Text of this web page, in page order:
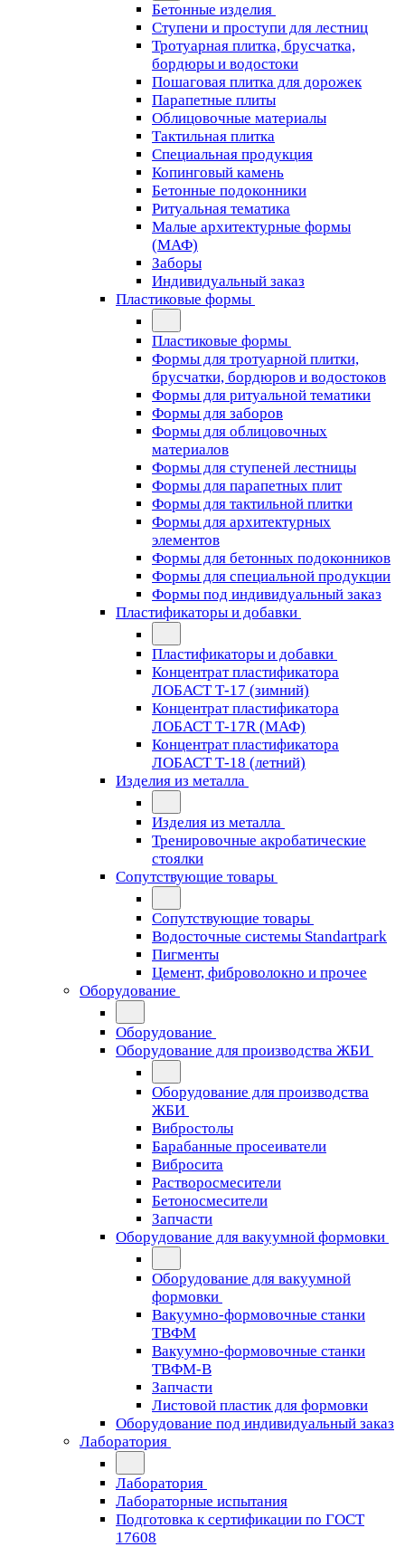
Бетонные изделия
Ступени и проступи для лестниц
Тротуарная плитка, брусчатка,
бордюры и водостоки
Пошаговая плитка для дорожек
Парапетные плиты
Облицовочные материалы
Тактильная плитка
Специальная продукция
Копинговый камень
Бетонные подоконники
Ритуальная тематика
Малые архитектурные формы
(МАФ)
Заборы
Индивидуальный заказ
Пластиковые формы
Пластиковые формы
Формы для тротуарной плитки,
брусчатки, бордюров и водостоков
Формы для ритуальной тематики
Формы для заборов
Формы для облицовочных
материалов
Формы для ступеней лестницы
Формы для парапетных плит
Формы для тактильной плитки
Формы для архитектурных
элементов
Формы для бетонных подоконников
Формы для специальной продукции
Формы под индивидуальный заказ
Пластификаторы и добавки
Пластификаторы и добавки
Концентрат пластификатора
ЛОБАСТ Т-17 (зимний)
Концентрат пластификатора
ЛОБАСТ Т-17R (МАФ)
Концентрат пластификатора
ЛОБАСТ Т-18 (летний)
Изделия из металла
Изделия из металла
Тренировочные акробатические
стоялки
Сопутствующие товары
Сопутствующие товары
Водосточные системы Standartpark
Пигменты
Цемент, фиброволокно и прочее
Оборудование
Оборудование
Оборудование для производства ЖБИ
Оборудование для производства
ЖБИ
Вибростолы
Барабанные просеиватели
Вибросита
Растворосмесители
Бетоносмесители
Запчасти
Оборудование для вакуумной формовки
Оборудование для вакуумной
формовки
Вакуумно-формовочные станки
ТВФМ
Вакуумно-формовочные станки
ТВФМ-В
Запчасти
Листовой пластик для формовки
Оборудование под индивидуальный заказ
Лаборатория
Лаборатория
Лабораторные испытания
Подготовка к сертификации по ГОСТ
17608